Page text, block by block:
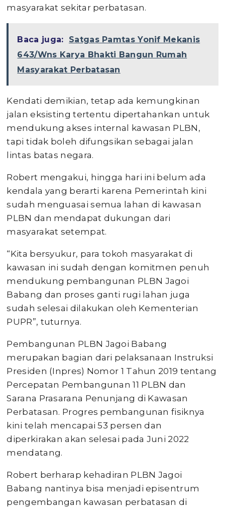
masyarakat sekitar perbatasan.
Baca juga:
Satgas Pamtas Yonif Mekanis
643/Wns Karya Bhakti Bangun Rumah
Masyarakat Perbatasan
Kendati demikian, tetap ada kemungkinan
jalan eksisting tertentu dipertahankan untuk
mendukung akses internal kawasan PLBN,
tapi tidak boleh difungsikan sebagai jalan
lintas batas negara.
Robert mengakui, hingga hari ini belum ada
kendala yang berarti karena Pemerintah kini
sudah menguasai semua lahan di kawasan
PLBN dan mendapat dukungan dari
masyarakat setempat.
“Kita bersyukur, para tokoh masyarakat di
kawasan ini sudah dengan komitmen penuh
mendukung pembangunan PLBN Jagoi
Babang dan proses ganti rugi lahan juga
sudah selesai dilakukan oleh Kementerian
PUPR”, tuturnya.
Pembangunan PLBN Jagoi Babang
merupakan bagian dari pelaksanaan Instruksi
Presiden (Inpres) Nomor 1 Tahun 2019 tentang
Percepatan Pembangunan 11 PLBN dan
Sarana Prasarana Penunjang di Kawasan
Perbatasan. Progres pembangunan fisiknya
kini telah mencapai 53 persen dan
diperkirakan akan selesai pada Juni 2022
mendatang.
Robert berharap kehadiran PLBN Jagoi
Babang nantinya bisa menjadi episentrum
pengembangan kawasan perbatasan di